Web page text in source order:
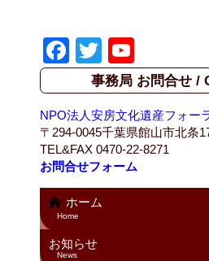
o
k
n
F
a
c
e
b
o
o
k
T
wi
tt
er
o
u
T
u
b
事務局 お問合せ /
NPO法人安房文化遺産フォー
〒294-0045千葉県館山市北条
TEL&FAX 0470-22-8271
お問合せフォーム
ホーム
Home
お知らせ
News